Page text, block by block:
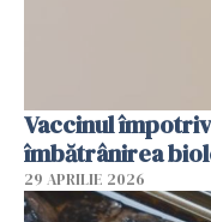
Vaccinul
îmbătrânirea
29 APRILIE 2026